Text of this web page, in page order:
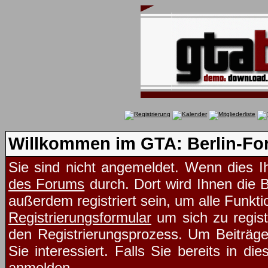
Willkommen im GTA: Berlin-
Sie sind nicht angemeldet. Wenn dies
des Forums durch. Dort wird Ihnen die
außerdem registriert sein, um alle
Registrierungsformular um sich zu
den Registrierungsprozess. Um
Sie interessiert. Falls Sie bereits in